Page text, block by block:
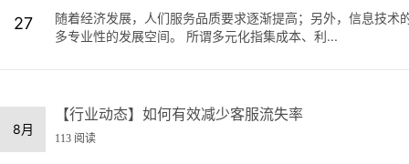
27
随着经济发展，人们服务品质要求逐渐提高；另外，信息技
多专业性的发展空间。 所谓多元化指集成本、利...
8月
【行业动态】如何有效减少客服流失率
113 阅读